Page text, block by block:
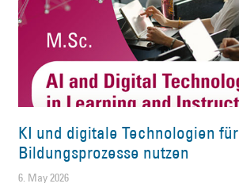
KI und digitale Technologien für
Bildungsprozesse nutzen
6. May 2026